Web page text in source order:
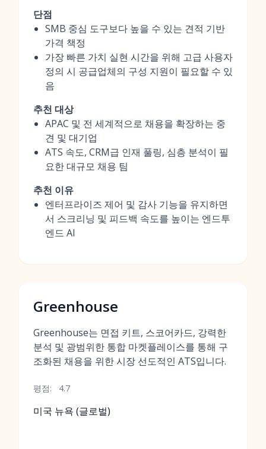
단점
SMB 중심 도구보다 높을 수 있는 견적 기반
가격 책정
가장 빠른 가치 실현 시간을 위해 고급 사용자
정의 시 공급업체의 구성 지원이 필요할 수 있
음
추천 대상
APAC 및 전 세계적으로 채용을 확장하는 중
견 및 대기업
ATS 속도, CRM급 인재 풀링, 심층 분석이 필
요한 대규모 채용 팀
추천 이유
엔터프라이즈 제어 및 감사 기능을 유지하면
서 스크리닝 및 피드백 속도를 높이는 엔드투
엔드 AI
Greenhouse
Greenhouse는 면접 키트, 스코어카드, 강력한
분석 및 광범위한 통합 마켓플레이스를 통해 구
조화된 채용을 위한 시장 선도적인 ATS입니다.
평점: 4.7
미국 뉴욕 (글로벌)